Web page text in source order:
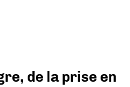
de la prise en